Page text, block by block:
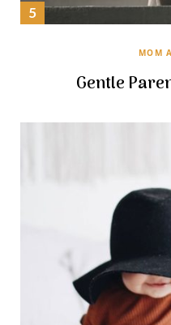
MOM
Gentle